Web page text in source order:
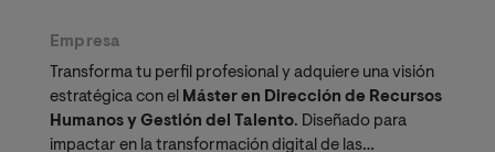
Empresa
Transforma tu perfil profesional y adquiere una visión
estratégica con el Máster en Dirección de Recursos
Humanos y Gestión del Talento. Diseñado para
impactar en la transformación digital de las